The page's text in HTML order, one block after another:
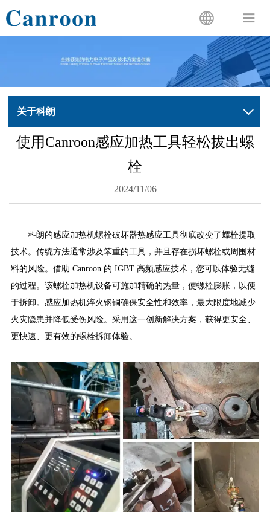
 
关于科朗 
使用Canroon感应加热工具轻松拔出螺
栓
2024/11/06
科朗的感应加热机螺栓破坏器热感应工具彻底改变了螺栓提取
技术。传统方法通常涉及笨重的工具，并且存在损坏螺栓或周围材
料的风险。借助 Canroon 的 IGBT 高频感应技术，您可以体验无缝
的过程。该螺栓加热机设备可施加精确的热量，使螺栓膨胀，以便
于拆卸。感应加热机淬火钢铜确保安全性和效率，最大限度地减少
火灾隐患并降低受伤风险。采用这一创新解决方案，获得更安全、
更快速、更有效的螺栓拆卸体验。